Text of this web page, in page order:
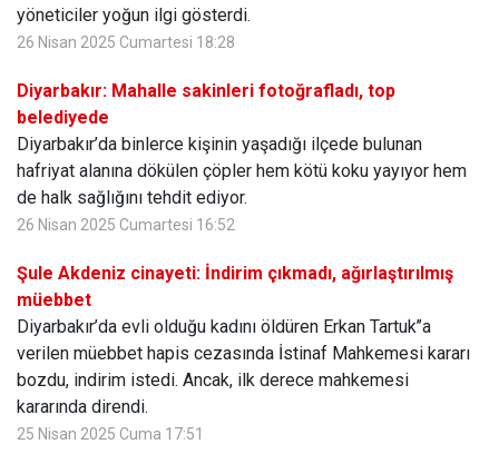
yöneticiler yoğun ilgi gösterdi.
26 Nisan 2025 Cumartesi 18:28
Diyarbakır: Mahalle sakinleri fotoğrafladı, top
belediyede
Diyarbakır’da binlerce kişinin yaşadığı ilçede bulunan
hafriyat alanına dökülen çöpler hem kötü koku yayıyor hem
de halk sağlığını tehdit ediyor.
26 Nisan 2025 Cumartesi 16:52
Şule Akdeniz cinayeti: İndirim çıkmadı, ağırlaştırılmış
müebbet
Diyarbakır’da evli olduğu kadını öldüren Erkan Tartuk’’a
verilen müebbet hapis cezasında İstinaf Mahkemesi kararı
bozdu, indirim istedi. Ancak, ilk derece mahkemesi
kararında direndi.
25 Nisan 2025 Cuma 17:51